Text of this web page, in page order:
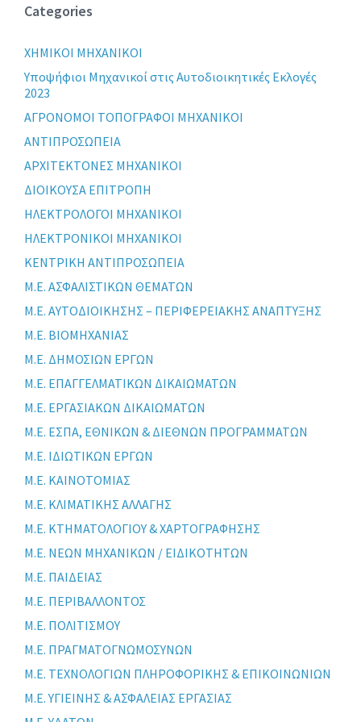
Categories
XHMIKOI MHXANIKOI
Yποψήφιοι Μηχανικοί στις Αυτοδιοικητικές Εκλογές
2023
ΑΓΡΟΝΟΜΟΙ ΤΟΠΟΓΡΑΦΟΙ ΜΗΧΑΝΙΚΟΙ
ΑΝΤΙΠΡΟΣΩΠΕΙΑ
ΑΡΧΙΤΕΚΤΟΝΕΣ ΜΗΧΑΝΙΚΟΙ
ΔΙΟΙΚΟΥΣΑ ΕΠΙΤΡΟΠΗ
ΗΛΕΚΤΡΟΛΟΓΟΙ ΜΗΧΑΝΙΚΟΙ
ΗΛΕΚΤΡΟΝΙΚΟΙ ΜΗΧΑΝΙΚΟΙ
ΚΕΝΤΡΙΚΗ ΑΝΤΙΠΡΟΣΩΠΕΙΑ
Μ.Ε. ΑΣΦΑΛΙΣΤΙΚΩΝ ΘΕΜΑΤΩΝ
Μ.Ε. ΑΥΤΟΔΙΟΙΚΗΣΗΣ – ΠΕΡΙΦΕΡΕΙΑΚΗΣ ΑΝΑΠΤΥΞΗΣ
Μ.Ε. ΒΙΟΜΗΧΑΝΙΑΣ
Μ.Ε. ΔΗΜΟΣΙΩΝ ΕΡΓΩΝ
Μ.Ε. ΕΠΑΓΓΕΛΜΑΤΙΚΩΝ ΔΙΚΑΙΩΜΑΤΩΝ
Μ.Ε. ΕΡΓΑΣΙΑΚΩΝ ΔΙΚΑΙΩΜΑΤΩΝ
Μ.Ε. ΕΣΠΑ, ΕΘΝΙΚΩΝ & ΔΙΕΘΝΩΝ ΠΡΟΓΡΑΜΜΑΤΩΝ
Μ.Ε. ΙΔΙΩΤΙΚΩΝ ΕΡΓΩΝ
Μ.Ε. ΚΑΙΝΟΤΟΜΙΑΣ
Μ.Ε. ΚΛΙΜΑΤΙΚΗΣ ΑΛΛΑΓΗΣ
Μ.Ε. ΚΤΗΜΑΤΟΛΟΓΙΟΥ & ΧΑΡΤΟΓΡΑΦΗΣΗΣ
Μ.Ε. ΝΕΩΝ ΜΗΧΑΝΙΚΩΝ / ΕΙΔΙΚΟΤΗΤΩΝ
Μ.Ε. ΠΑΙΔΕΙΑΣ
Μ.Ε. ΠΕΡΙΒΑΛΛΟΝΤΟΣ
Μ.Ε. ΠΟΛΙΤΙΣΜΟΥ
Μ.Ε. ΠΡΑΓΜΑΤΟΓΝΩΜΟΣΥΝΩΝ
Μ.Ε. ΤΕΧΝΟΛΟΓΙΩΝ ΠΛΗΡΟΦΟΡΙΚΗΣ & ΕΠΙΚΟΙΝΩΝΙΩΝ
Μ.Ε. ΥΓΙΕΙΝΗΣ & ΑΣΦΑΛΕΙΑΣ ΕΡΓΑΣΙΑΣ